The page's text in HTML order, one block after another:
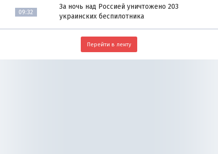
09:32
За ночь над Россией уничтожено 203
украинских беспилотника
Перейти в ленту